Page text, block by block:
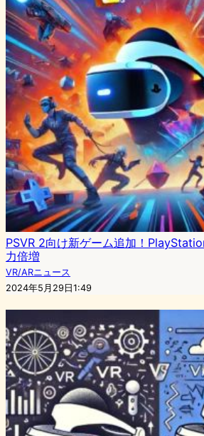
PSVR 2向け新ゲーム追加！
力倍増
VR/ARニュース
2024年5月29日1:49